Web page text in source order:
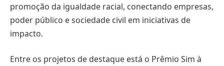
promoção da igualdade racial, conectando empresas,
poder público e sociedade civil em iniciativas de
impacto.
Entre os projetos de destaque está o Prêmio Sim à